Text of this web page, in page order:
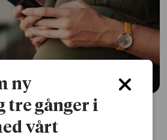
med
ny
tre gånger i
vårt